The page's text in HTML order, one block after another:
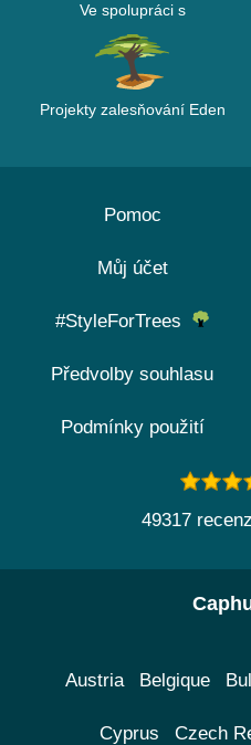
Ve spolupráci s
Projekty zalesňování Eden
Pomoc
Můj účet
#StyleForTrees
Předvolby souhlasu
Podmínky použití
49317
Austria Belgique
Cyprus Czech